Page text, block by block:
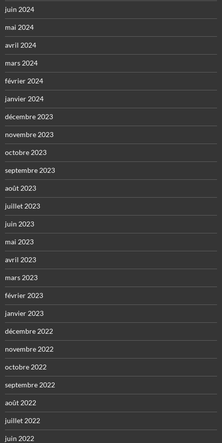
juin 2024
mai 2024
avril 2024
mars 2024
février 2024
janvier 2024
décembre 2023
novembre 2023
octobre 2023
septembre 2023
août 2023
juillet 2023
juin 2023
mai 2023
avril 2023
mars 2023
février 2023
janvier 2023
décembre 2022
novembre 2022
octobre 2022
septembre 2022
août 2022
juillet 2022
juin 2022